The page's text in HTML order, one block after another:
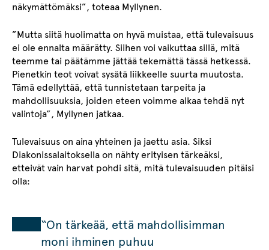
näkymättömäksi”, toteaa Myllynen.
”Mutta siitä huolimatta on hyvä muistaa, että tulevaisuus
ei ole ennalta määrätty. Siihen voi vaikuttaa sillä, mitä
teemme tai päätämme jättää tekemättä tässä hetkessä.
Pienetkin teot voivat sysätä liikkeelle suurta muutosta.
Tämä edellyttää, että tunnistetaan tarpeita ja
mahdollisuuksia, joiden eteen voimme alkaa tehdä nyt
valintoja”, Myllynen jatkaa.
Tulevaisuus on aina yhteinen ja jaettu asia. Siksi
Diakonissalaitoksella on nähty erityisen tärkeäksi,
etteivät vain harvat pohdi sitä, mitä tulevaisuuden pitäisi
olla:
“On tärkeää, että mahdollisimman
moni ihminen puhuu